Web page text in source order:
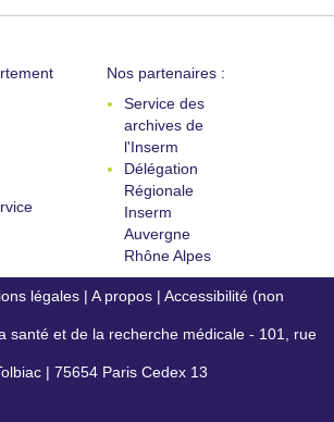
Nos partenaires :
Service des
archives de
l'Inserm
Délégation
Régionale
Inserm
Auvergne
Rhône Alpes
légales | A propos | Accessibilité (non
conforme)
santé et de la recherche médicale - 101, rue
| 75654 Paris Cedex 13